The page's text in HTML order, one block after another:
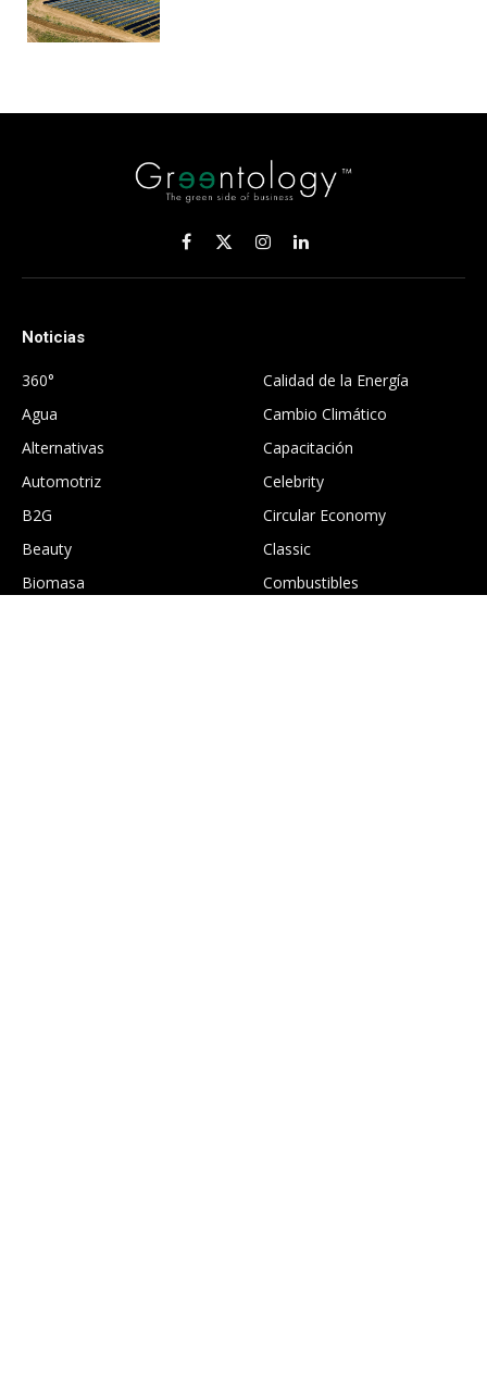
Facebook
X
(Twitter)
InstagramLinkedIn
Noticias
360°
Agua
Alternativas
Automotriz
B2G
Beauty
Biomasa
Calidad de la Energía
Cambio Climático
Capacitación
Celebrity
Circular Economy
Classic
Combustibles